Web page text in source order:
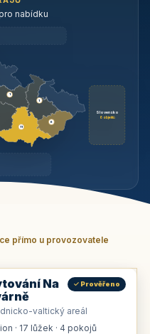
nabídku
Slovensko
6 objektů
1
11
1
6
přímo u provozovatele
Na
✓ Prověřeno
valtický areál
· 17 lůžek · 4 pokojů